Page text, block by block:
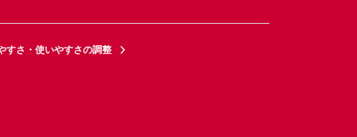
すさ・使いやすさの調整